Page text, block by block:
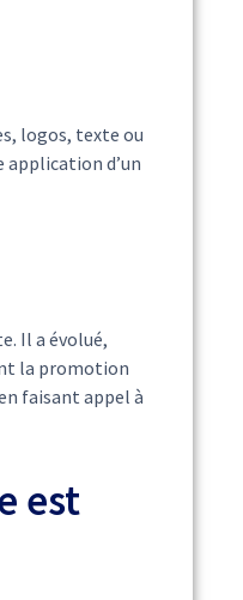
logos, texte ou
application d’un
Il a évolué,
la promotion
faisant appel à
est